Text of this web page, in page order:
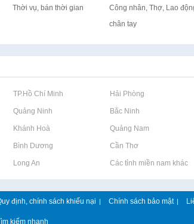
Thời vụ, bán thời gian
Công nhân, Thợ, Lao
chân tay
tại TP.Hồ Chí Minh Rao vặt tại Hải Phòng Rao
tại Quảng Ninh Rao vặt tại Bắc Ninh Rao
tại Khánh Hoà Rao vặt tại Quảng Nam Rao
tại Bình Dương Rao vặt tại Cần Thơ Rao
tại Long An Rao vặt tại Các tỉnh miền nam khác
định, chính sách khiếu nại | Chính sách bảo mật |
kiếm nhanh